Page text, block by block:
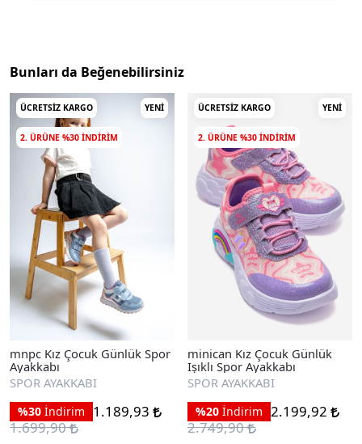
Bunları da Beğenebilirsiniz
ÜCRETSIZ KARGO YENI
2. ÜRÜNE %30 INDIRIM
mnpc Kız Çocuk Günlük Spor
Ayakkabı
SPOR AYAKKABI
%30 İndirim
1.189,93
1.699,90
ÜCRETSIZ KARGO YENI
2. ÜRÜNE %30 INDIRIM
minican Kız Çocuk Günlük
Işıklı Spor Ayakkabı
SPOR AYAKKABI
%20 İndirim 2.199,92
2.749,90